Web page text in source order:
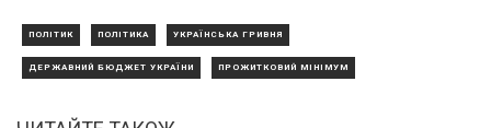
ПОЛІТИК ПОЛІТИКА УКРАЇНСЬКА ГРИВНЯ
ДЕРЖАВНИЙ БЮДЖЕТ УКРАЇНИ ПРОЖИТКОВИЙ МІНІМУМ